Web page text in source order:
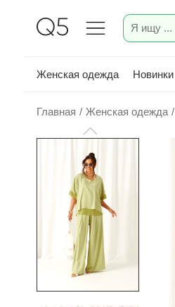
Женская одежда Новинки
Главная / Женская одежда /